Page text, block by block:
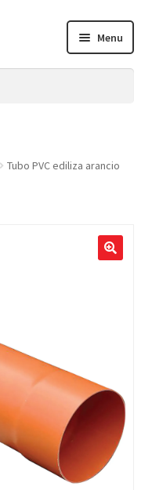
Menu
child
Tubo PVC ediliza arancio